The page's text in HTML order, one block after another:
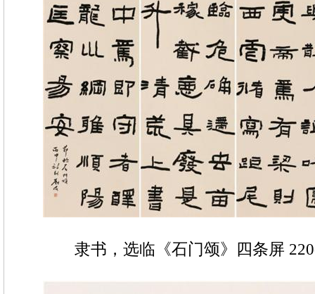
隶书，选临《石门颂》四条屏